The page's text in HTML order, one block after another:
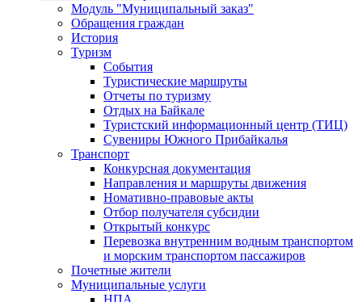
Модуль "Муниципальный заказ"
Обращения граждан
История
Туризм
События
Туристические маршруты
Отчеты по туризму
Отдых на Байкале
Туристский информационный центр (ТИЦ)
Сувениры Южного Прибайкалья
Транспорт
Конкурсная документация
Направления и маршруты движения
Номативно-правовые акты
Отбор получателя субсидии
Открытый конкурс
Перевозка внутренним водным транспортом
и морским транспортом пассажиров
Почетные жители
Муниципальные услуги
НПА